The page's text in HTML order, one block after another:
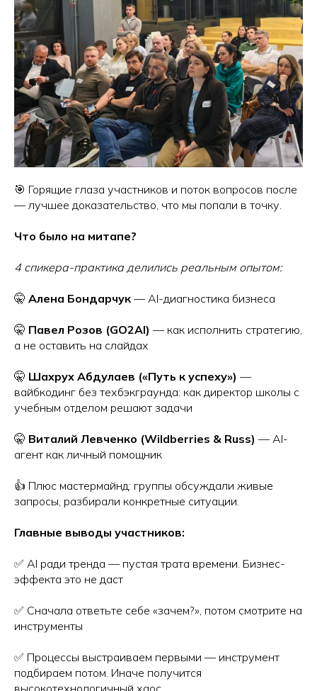
🎯 Горящие глаза участников и поток вопросов после
— лучшее доказательство, что мы попали в точку.
Что было на митапе?
4 спикера-практика делились реальным опытом:
🤫 Алена Бондарчук — AI-диагностика бизнеса
🤫 Павел Розов (GO2AI) — как исполнить стратегию,
а не оставить на слайдах
🤫 Шахрух Абдулаев («Путь к успеху») —
вайбкодинг без техбэкграунда: как директор школы с
учебным отделом решают задачи
🤫 Виталий Левченко (Wildberries & Russ) — AI-
агент как личный помощник
👍 Плюс мастермайнд: группы обсуждали живые
запросы, разбирали конкретные ситуации.
Главные выводы участников:
✅ AI ради тренда — пустая трата времени. Бизнес-
эффекта это не даст
✅ Сначала ответьте себе «зачем?», потом смотрите на
инструменты
✅ Процессы выстраиваем первыми — инструмент
подбираем потом. Иначе получится
высокотехнологичный хаос.